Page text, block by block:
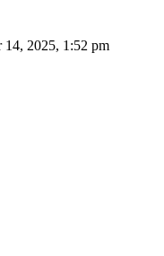
14, 2025, 1:52 pm